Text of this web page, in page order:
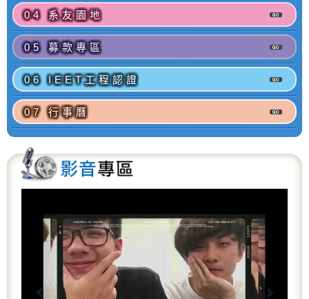
04 系友園地
05 募款專區
06 IEET工程認證
07 行事曆
e
x
t